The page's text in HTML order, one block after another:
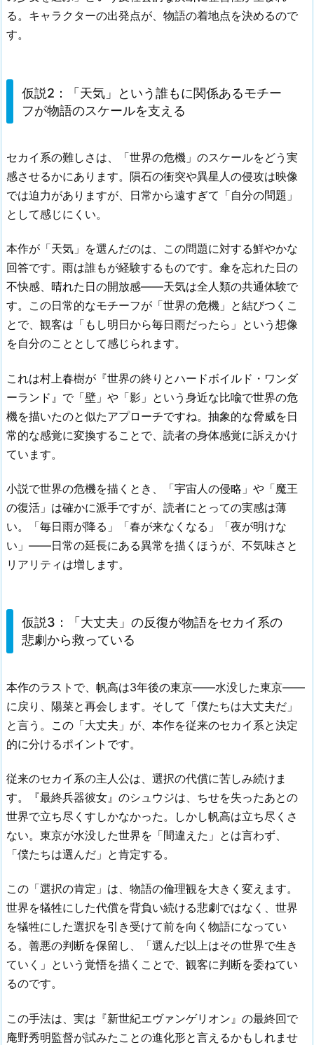
る。キャラクターの出発点が、物語の着地点を決めるので
す。
仮説2：「天気」という誰もに関係あるモチー
フが物語のスケールを支える
セカイ系の難しさは、「世界の危機」のスケールをどう実
感させるかにあります。隕石の衝突や異星人の侵攻は映像
では迫力がありますが、日常から遠すぎて「自分の問題」
として感じにくい。
本作が「天気」を選んだのは、この問題に対する鮮やかな
回答です。雨は誰もが経験するものです。傘を忘れた日の
不快感、晴れた日の開放感——天気は全人類の共通体験で
す。この日常的なモチーフが「世界の危機」と結びつくこ
とで、観客は「もし明日から毎日雨だったら」という想像
を自分のこととして感じられます。
これは村上春樹が『世界の終りとハードボイルド・ワンダ
ーランド』で「壁」や「影」という身近な比喩で世界の危
機を描いたのと似たアプローチですね。抽象的な脅威を日
常的な感覚に変換することで、読者の身体感覚に訴えかけ
ています。
小説で世界の危機を描くとき、「宇宙人の侵略」や「魔王
の復活」は確かに派手ですが、読者にとっての実感は薄
い。「毎日雨が降る」「春が来なくなる」「夜が明けな
い」——日常の延長にある異常を描くほうが、不気味さと
リアリティは増します。
仮説3：「大丈夫」の反復が物語をセカイ系の
悲劇から救っている
本作のラストで、帆高は3年後の東京——水没した東京——
に戻り、陽菜と再会します。そして「僕たちは大丈夫だ」
と言う。この「大丈夫」が、本作を従来のセカイ系と決定
的に分けるポイントです。
従来のセカイ系の主人公は、選択の代償に苦しみ続けま
す。『最終兵器彼女』のシュウジは、ちせを失ったあとの
世界で立ち尽くすしかなかった。しかし帆高は立ち尽くさ
ない。東京が水没した世界を「間違えた」とは言わず、
「僕たちは選んだ」と肯定する。
この「選択の肯定」は、物語の倫理観を大きく変えます。
世界を犠牲にした代償を背負い続ける悲劇ではなく、世界
を犠牲にした選択を引き受けて前を向く物語になってい
る。善悪の判断を保留し、「選んだ以上はその世界で生き
ていく」という覚悟を描くことで、観客に判断を委ねてい
るのです。
この手法は、実は『新世紀エヴァンゲリオン』の最終回で
庵野秀明監督が試みたことの進化形と言えるかもしれませ